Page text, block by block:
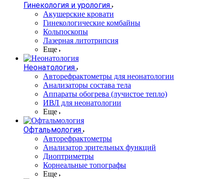
Гинекология и урология
Акушерские кровати
Гинекологические комбайны
Кольпоскопы
Лазерная литотрипсия
Еще
Неонатология
Авторефрактометры для неонатологии
Анализаторы состава тела
Аппараты обогрева (лучистое тепло)
ИВЛ для неонатологии
Еще
Офтальмология
Авторефрактометры
Анализатор зрительных функций
Диоптриметры
Корнеальные топографы
Еще